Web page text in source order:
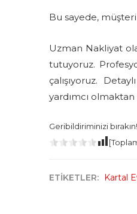
Bu sayede,
Uzman Nakliyat
tutuyoruz.
çalışıyoruz.
yardımcı
Geribildiriminizi bırakın!
ETİKETLER: Kartal